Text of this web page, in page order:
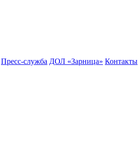
Пресс-служба ДОЛ «Зарница» Контакты